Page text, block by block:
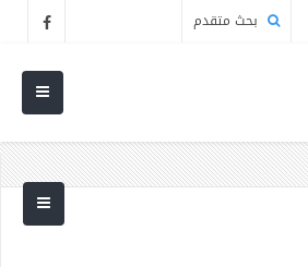
بحث متقدم